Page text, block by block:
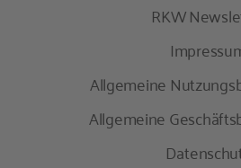
RKW
Allgemeine
Allgemeine